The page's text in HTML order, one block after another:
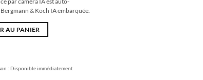
€
& Koch IA embarquée.
AU PANIER
: Disponible immédiatement